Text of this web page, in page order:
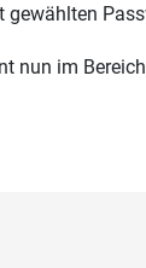
gewählten
nun im